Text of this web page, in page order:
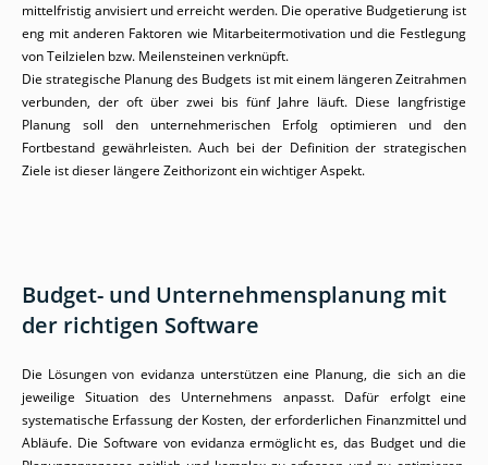
mittelfristig anvisiert und erreicht werden. Die operative Budgetierung ist
eng mit anderen Faktoren wie Mitarbeitermotivation und die Festlegung
von Teilzielen bzw. Meilensteinen verknüpft.
Die strategische Planung des Budgets ist mit einem längeren Zeitrahmen
verbunden, der oft über zwei bis fünf Jahre läuft. Diese langfristige
Planung soll den unternehmerischen Erfolg optimieren und den
Fortbestand gewährleisten. Auch bei der Definition der strategischen
Ziele ist dieser längere Zeithorizont ein wichtiger Aspekt.
Budget- und Unternehmensplanung mit
der richtigen Software
Die Lösungen von evidanza unterstützen eine Planung, die sich an die
jeweilige Situation des Unternehmens anpasst. Dafür erfolgt eine
systematische Erfassung der Kosten, der erforderlichen Finanzmittel und
Abläufe. Die Software von evidanza ermöglicht es, das Budget und die